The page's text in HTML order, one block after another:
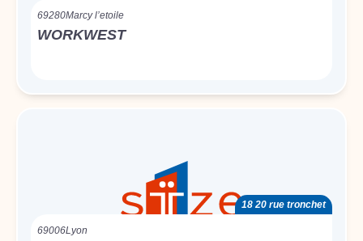
69280Marcy l’etoile
WORKWEST
18 20 rue tronchet
69006Lyon